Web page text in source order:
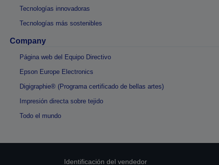
Tecnologías innovadoras
Tecnologías más sostenibles
Company
Página web del Equipo Directivo
Epson Europe Electronics
Digigraphie® (Programa certificado de bellas artes)
Impresión directa sobre tejido
Todo el mundo
Identificación del vendedor